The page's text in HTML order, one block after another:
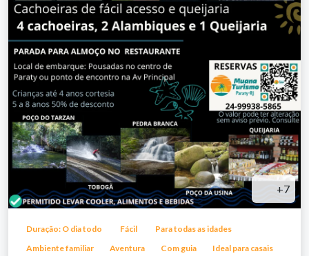
+7
Duração: O dia todo Fácil
Para todas as idades
Ambiente familiar
Aventura Com guia
Ideal para casais